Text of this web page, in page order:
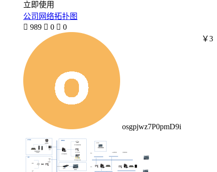
立即使用
公司网络拓扑图
 989  0  0
osgpjwz7P0pmD9i
￥3